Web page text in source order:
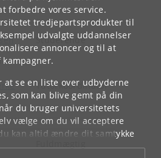
forbedre vores service.
tredjepartsprodukter til
udvalgte uddannelser
annoncer og til at
at se en liste over udbyderne
som kan blive gemt på din
du bruger universitetets
vælge om du vil acceptere
kan altid ændre dit samtykke
som du finder i
Studerende
Tutorkoordinator